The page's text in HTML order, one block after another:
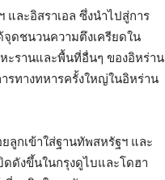
ละอิสราเอล ซึ่งนำไปสู่การ
จุดชนวนความตึงเครียดใน
หะรานและพื้นที่อื่นๆ ของอิหร่าน
รทางทหารครั้งใหญ่ในอิหร่าน
ลูกเข้าใส่ฐานทัพสหรัฐฯ และ
ดดังขึ้นในกรุงดูไบและโดฮา